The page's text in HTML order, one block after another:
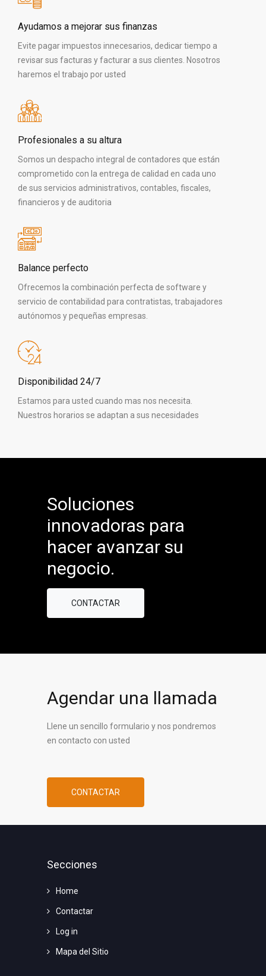
Ayudamos a mejorar sus finanzas
Evite pagar impuestos innecesarios, dedicar tiempo a
revisar sus facturas y facturar a sus clientes. Nosotros
haremos el trabajo por usted
Profesionales a su altura
Somos un despacho integral de contadores que están
comprometido con la entrega de calidad en cada uno
de sus servicios administrativos, contables, fiscales,
financieros y de auditoria
Balance perfecto
Ofrecemos la combinación perfecta de software y
servicio de contabilidad para contratistas, trabajadores
autónomos y pequeñas empresas.
Disponibilidad 24/7
Estamos para usted cuando mas nos necesita.
Nuestros horarios se adaptan a sus necesidades
Soluciones
innovadoras para
hacer avanzar su
negocio.
CONTACTAR
Agendar una llamada
Llene un sencillo formulario y nos pondremos
en contacto con usted
CONTACTAR
Secciones
Home
Contactar
Log in
Mapa del Sitio